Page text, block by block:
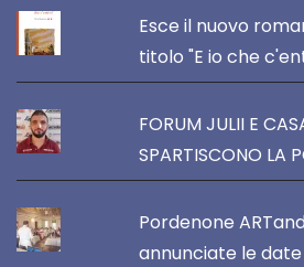
Esce il nuovo
titolo "E io che
FORUM JULII E
SPARTISCONO LA
Pordenone
annunciate le